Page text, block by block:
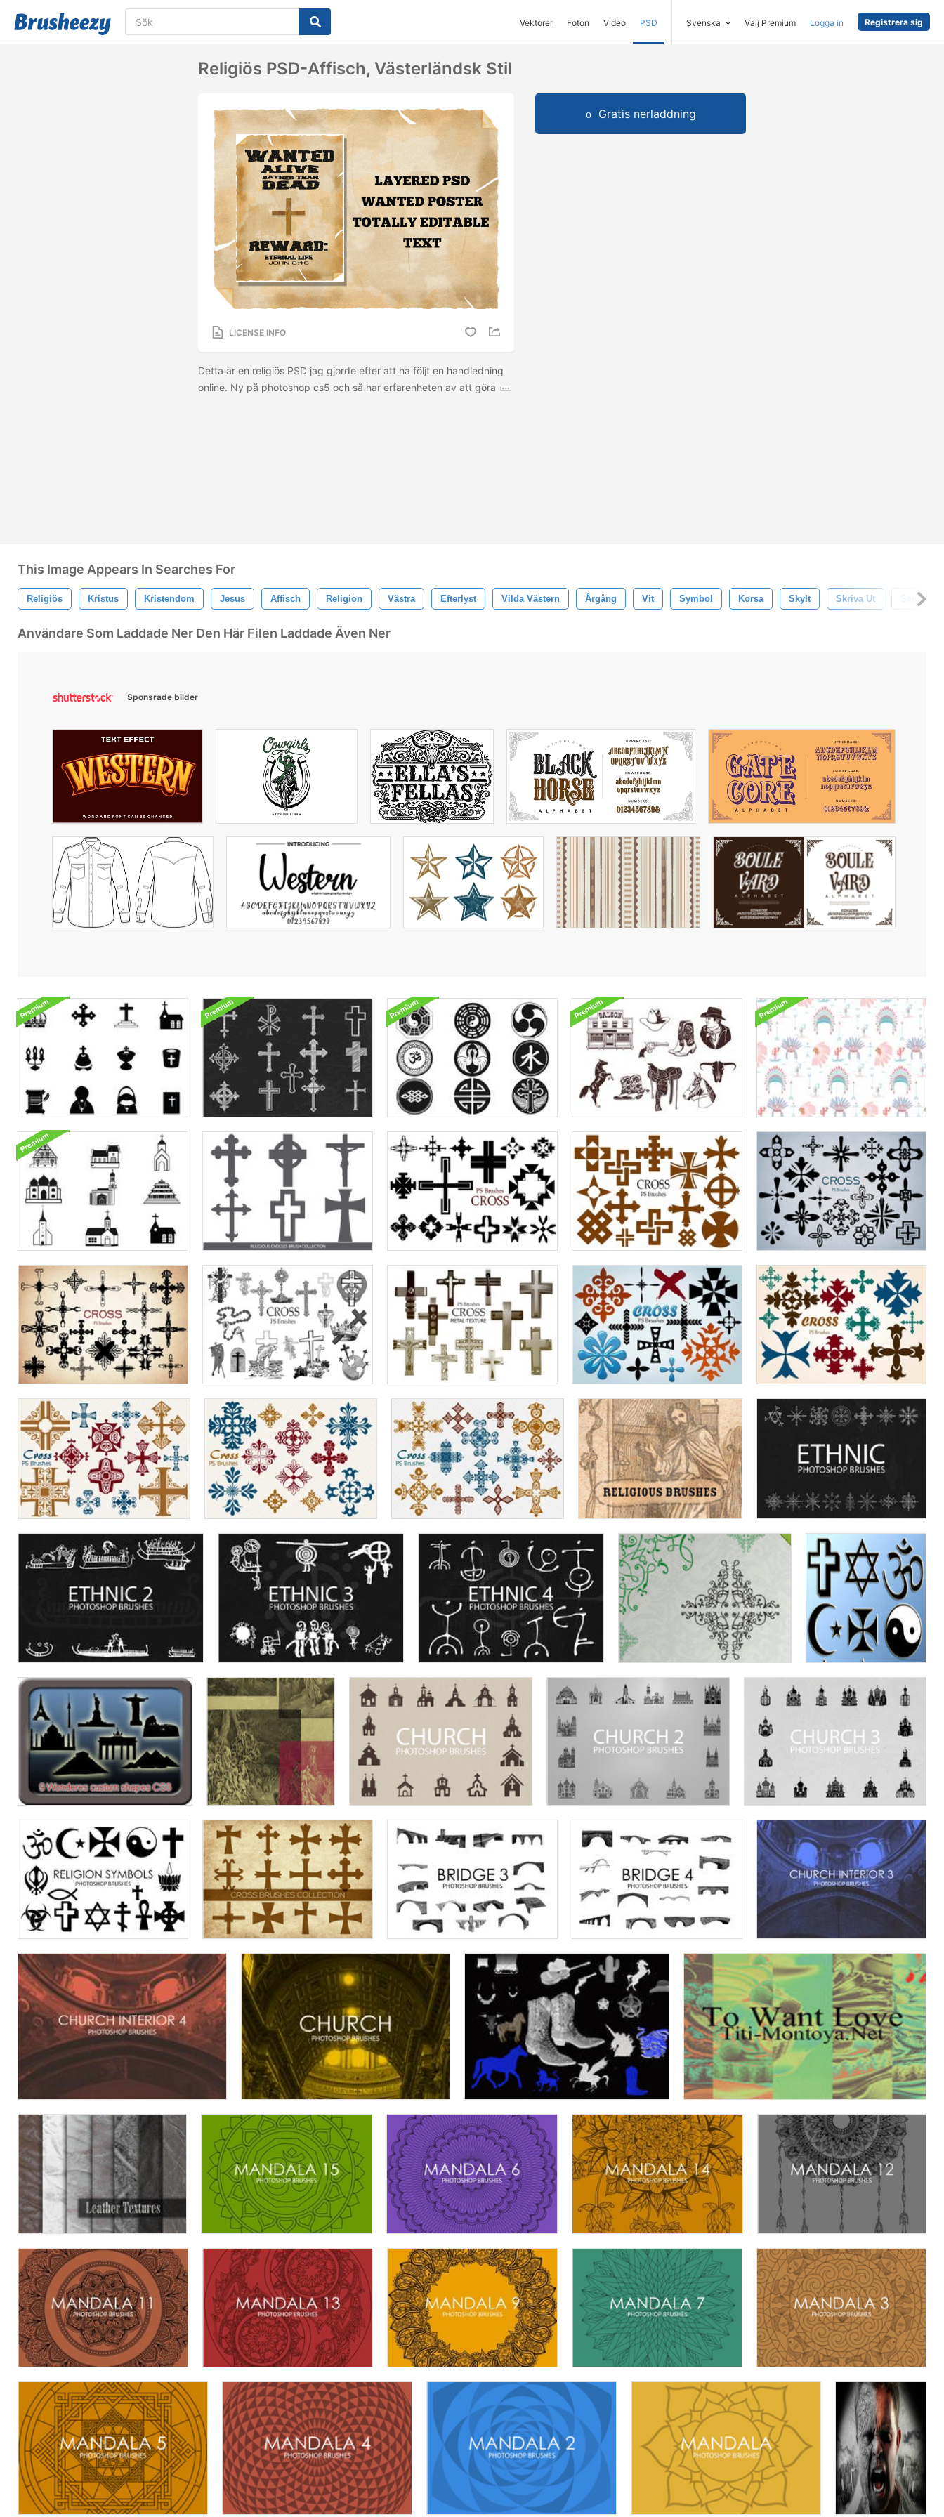
Vektorer Foton Video PSD Svenska Välj Premium Logga in Registrera sig
Religiös PSD-Affisch, Västerländsk Stil
LICENSE INFO
Detta är en religiös PSD jag gjorde efter att ha följt en handledning
online. Ny på photoshop cs5 och så har erfarenheten av att göra
Gratis nerladdning
This Image Appears In Searches For
Religiös Kristus Kristendom Jesus Affisch Religion Västra Efterlyst Vilda Västern Årgång Vit Symbol Korsa Skylt Skriva Ut Samling
Användare Som Laddade Ner Den Här Filen Laddade Även Ner
Sponsrade bilder